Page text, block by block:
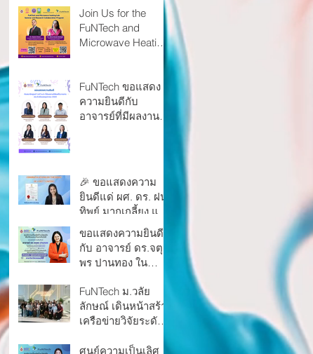
Join Us for the
FuNTech and
Microwave Heating
Collaboration
Program
FuNTech ขอแสดง
ความยินดีกับ
อาจารย์ที่มีผลงาน
2569
🎉 ขอแสดงความ
ยินดีแด่ ผศ. ดร. ฝน
ทิพย์ มากเกลี้ยง และ
คณะ ในโอกาสได้รับ
อนุสิทธิบัตร
ขอแสดงความยินดี
กับ อาจารย์ ดร.จตุ
พร ปานทอง ใน
เป็น “ผู้ช่วย
ศาสตราจารย์”
FuNTech ม.วลัย
ลักษณ์ เดินหน้าสร้าง
เครือข่ายวิจัยระดับ
มือกับ NANOTEC
ศูนย์ความเป็นเลิศ